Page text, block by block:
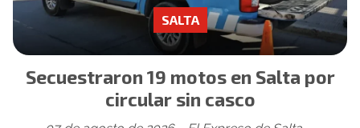
Secuestraron 19 motos en Salta por
circular sin casco
SALTA